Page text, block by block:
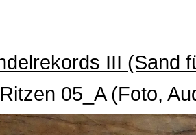
III (Sand
05_A (Foto,